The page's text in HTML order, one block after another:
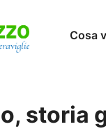
Cosa
storia